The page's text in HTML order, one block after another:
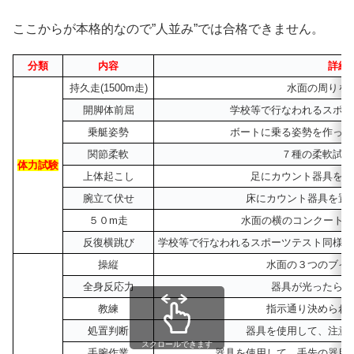
ここからが本格的なので”人並み”では合格できません。
分類 内容 詳細
体力試験
持久走(1500m走)
水面の周りを
開脚体前屈
学校等で行なわれるスポ
乗艇姿勢
ボートに乗る姿勢を作っ
関節柔軟
７種の柔軟試
上体起こし
足にカウント器具を
腕立て伏せ
床にカウント器具を置
５０m走
水面の横のコンクート
反復横跳び
学校等で行なわれるスポーツテスト同様
操縦
水面の３つのブイ
全身反応力
器具が光ったら
教練
指示通り決められ
処置判断
器具を使用して、注意
スクロールできます